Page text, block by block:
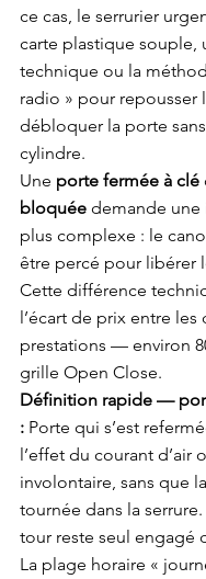
ce cas, le serrurier
carte plastique souple,
technique ou la
radio » pour repousser
débloquer la porte
cylindre.
Une porte fermée à clé
bloquée demande une
plus complexe : le
être percé pour libérer
Cette différence
l’écart de prix entre les
prestations — environ
grille Open Close.
Définition rapide —
: Porte qui s’est
l’effet du courant d’air
involontaire, sans que
tournée dans la
tour reste seul engagé
La plage horaire «